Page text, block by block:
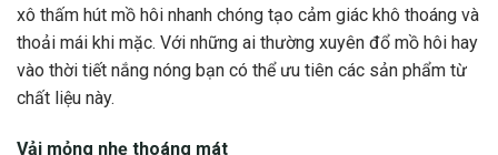
xô thấm hút mồ hôi nhanh chóng tạo cảm giác khô thoáng và
thoải mái khi mặc. Với những ai thường xuyên đổ mồ hôi hay
vào thời tiết nắng nóng bạn có thể ưu tiên các sản phẩm từ
chất liệu này.
Vải mỏng nhẹ thoáng mát